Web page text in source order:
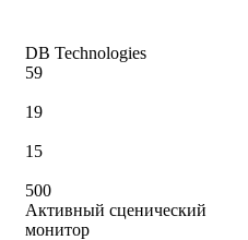
DB Technologies
59
19
15
500
Активный сценический
монитор